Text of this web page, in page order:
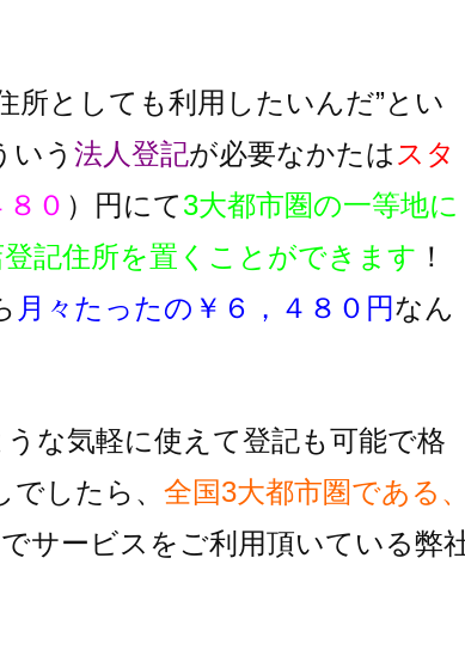
所としても利用したいんだ”とい
いう 法人登記が必要なかたは スタ
０ ）円にて3大都市圏の一等地に
記住所を置くことができます ！
月々たったの￥６，４８０円なん
な気軽に使えて登記も可能で格
したら、 全国3大都市圏である、
サービスをご利用頂いている弊